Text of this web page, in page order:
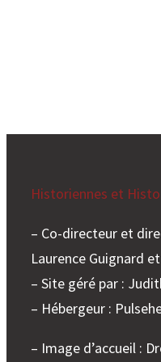
Historiennes et
– Co-directeur et
Laurence Guignard
– Site géré par :
– Hébergeur :
– Image d’accueil :